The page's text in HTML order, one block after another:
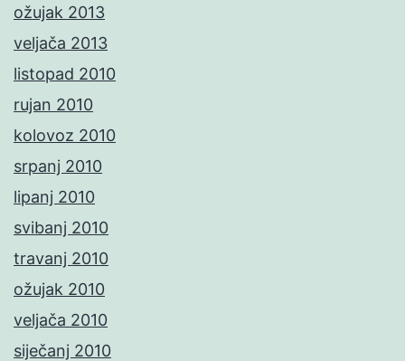
ožujak 2013
veljača 2013
listopad 2010
rujan 2010
kolovoz 2010
srpanj 2010
lipanj 2010
svibanj 2010
travanj 2010
ožujak 2010
veljača 2010
siječanj 2010